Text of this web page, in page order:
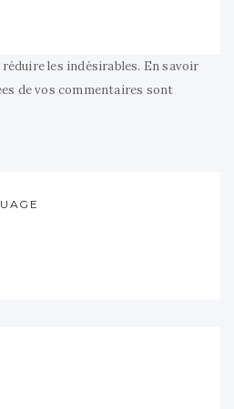
les indésirables. En savoir
de vos commentaires sont